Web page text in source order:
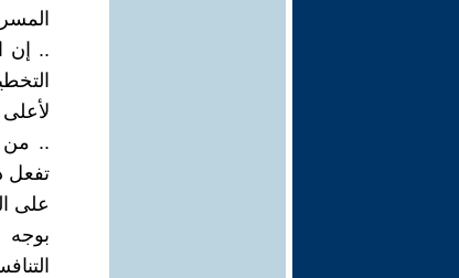
.. إن
.. من
تفعل
على
بوجه